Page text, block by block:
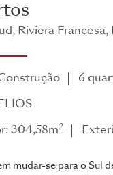
Riviera Francesa,
6
304,58m2
mudar-se para o Sul